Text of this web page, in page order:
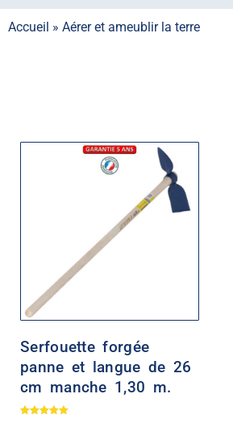
Accueil » Aérer et ameublir la terre
Serfouette forgée
panne et langue de 26
cm manche 1,30 m.